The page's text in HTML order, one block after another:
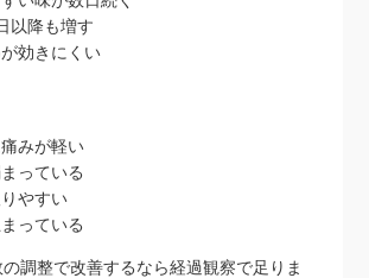
以降も増す
効きにくい
みが軽い
っている
やすい
っている
調整で改善するなら経過観察で足りま